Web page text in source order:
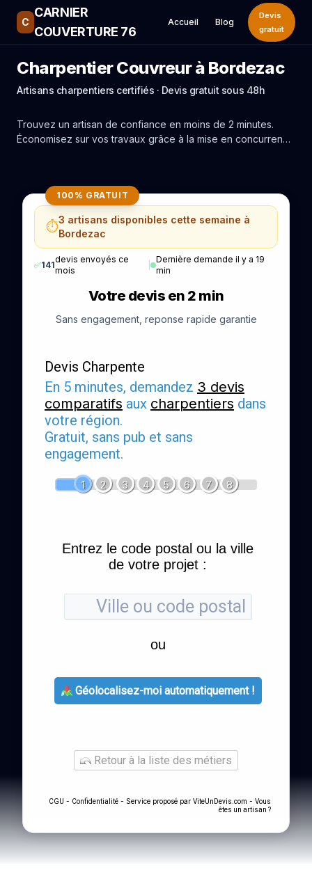
C
CARNIER
COUVERTURE 76
Accueil Blog
Devis
gratuit
Charpentier Couvreur à Bordezac
Artisans charpentiers certifiés · Devis gratuit sous 48h
Trouvez un artisan de confiance en moins de 2 minutes.
Économisez sur vos travaux grâce à la mise en concurrence
100% GRATUIT
⏱️3 artisans disponibles cette semaine à
Bordezac
✅141
devis envoyés ce
mois
|
Dernière demande il y a 19
min
Votre devis en 2 min
Sans engagement, reponse rapide garantie
Devis Charpente
En 5 minutes, demandez 3 devis
comparatifs aux charpentiers dans
votre région.
Gratuit, sans pub et sans
engagement.
1 2 3 4 5 6 7 8
Entrez le code postal ou la ville
de votre projet :
ou
Géolocalisez-moi automatiquement !
Retour à la liste des métiers
CGU - Confidentialité - Service proposé par ViteUnDevis.com - Vous
êtes un artisan ?